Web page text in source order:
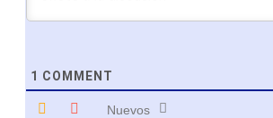
1 COMMENT
Nuevos